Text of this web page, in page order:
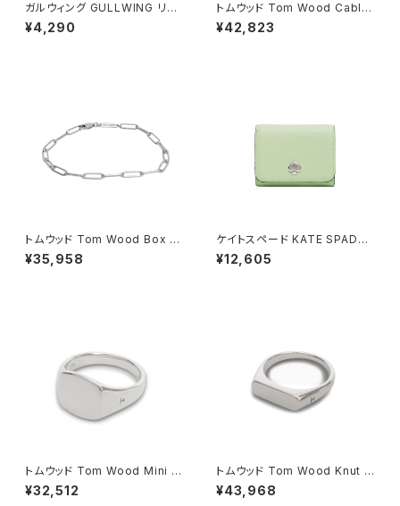
ガルウィング GULLWING リュ
ック 23L 軽量 大容量 デイパッ
ク 42603-12h メンズ グレー
¥4,290
トムウッド Tom Wood Cable
Bracelet ブレスレット 10008
7-65 シルバー
¥42,823
トムウッド Tom Wood Box Br
acelet ブレスレット 100066-
77 シルバー
¥35,958
ケイトスペード KATE SPADE
ケイラ スモール Lジップ ウォレ
ット 二つ折り財布 kk056-306
¥12,605
トムウッド Tom Wood Mini C
ushion リング 100771-52 シ
ルバー
¥32,512
トムウッド Tom Wood Knut R
ing リング 100572-46 シルバ
ー
¥43,968